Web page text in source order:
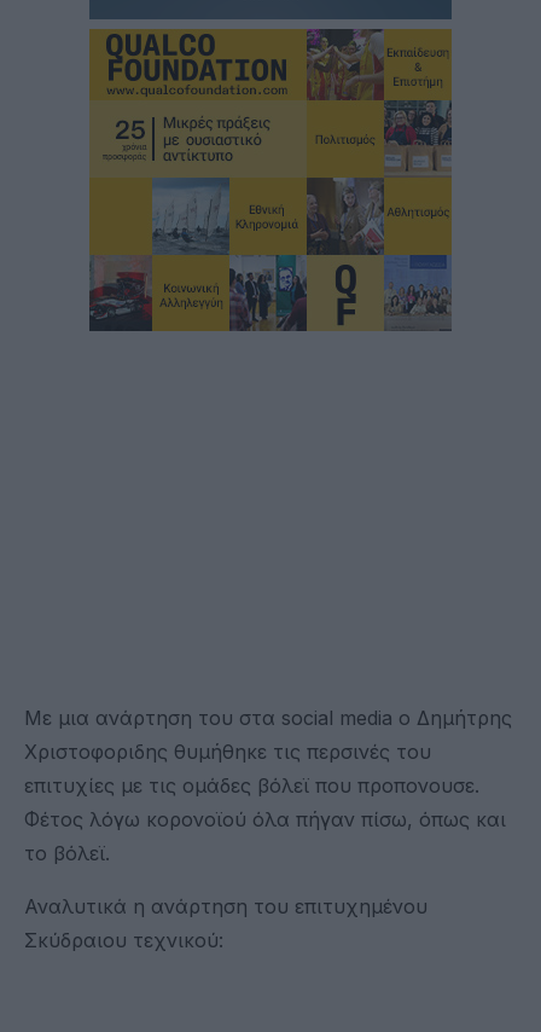
Με μια ανάρτηση του στα social media ο Δημήτρης
Χριστοφοριδης θυμήθηκε τις περσινές του
επιτυχίες με τις ομάδες βόλεϊ που προπονουσε.
Φέτος λόγω κορονοϊού όλα πήγαν πίσω, όπως και
το βόλεϊ.
Αναλυτικά η ανάρτηση του επιτυχημένου
Σκύδραιου τεχνικού: